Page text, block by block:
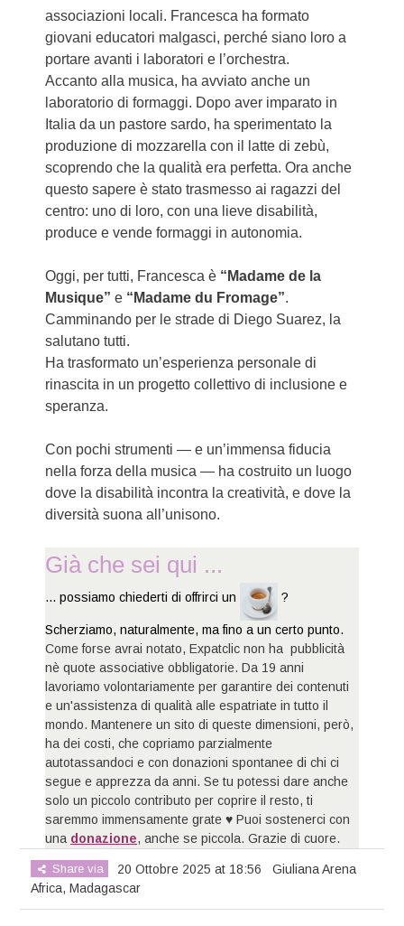
associazioni locali. Francesca ha formato
giovani educatori malgasci, perché siano loro a
portare avanti i laboratori e l’orchestra.
Accanto alla musica, ha avviato anche un
laboratorio di formaggi. Dopo aver imparato in
Italia da un pastore sardo, ha sperimentato la
produzione di mozzarella con il latte di zebù,
scoprendo che la qualità era perfetta. Ora anche
questo sapere è stato trasmesso ai ragazzi del
centro: uno di loro, con una lieve disabilità,
produce e vende formaggi in autonomia.
Oggi, per tutti, Francesca è “Madame de la
Musique” e “Madame du Fromage”.
Camminando per le strade di Diego Suarez, la
salutano tutti.
Ha trasformato un’esperienza personale di
rinascita in un progetto collettivo di inclusione e
speranza.
Con pochi strumenti — e un’immensa fiducia
nella forza della musica — ha costruito un luogo
dove la disabilità incontra la creatività, e dove la
diversità suona all’unisono.
Già che sei qui ...
... possiamo chiederti di offrirci un ?
Scherziamo, naturalmente, ma fino a un certo punto.
Come forse avrai notato, Expatclic non ha pubblicità
nè quote associative obbligatorie. Da 19 anni
lavoriamo volontariamente per garantire dei contenuti
e un'assistenza di qualità alle espatriate in tutto il
mondo. Mantenere un sito di queste dimensioni, però,
ha dei costi, che copriamo parzialmente
autotassandoci e con donazioni spontanee di chi ci
segue e apprezza da anni. Se tu potessi dare anche
solo un piccolo contributo per coprire il resto, ti
saremmo immensamente grate ♥ Puoi sostenerci con
una donazione, anche se piccola. Grazie di cuore.
Share via
20 Ottobre 2025 at 18:56
Africa,Madagascar
Giuliana Arena